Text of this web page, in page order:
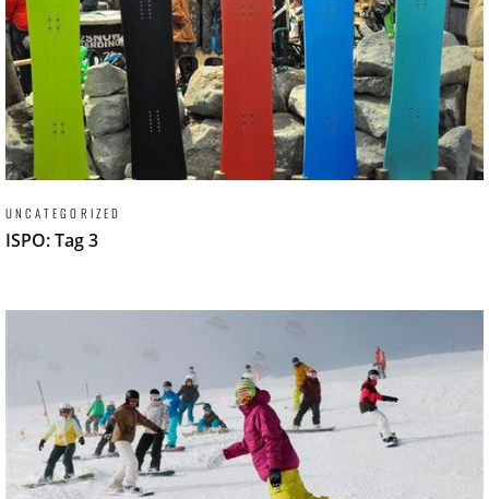
UNCATEGORIZED
ISPO: Tag 3